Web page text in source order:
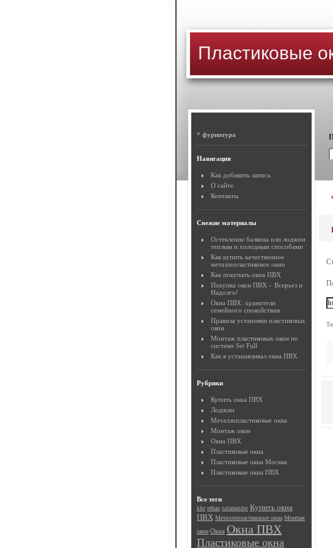
Пластиковые
* фурнитура
Навигация
Как добавить запись
О сайте
Контакты
Свежие материалы
Остекление балкона или лоджии
теплым и холодным способами
Как купить качественное
металлопластиковое окно
Как покупать окна ПВХ
Покупка окон ПВХ – Всерьез и
Надолго!
Окна ПВХ: хранители
семейного спокойствия
Правила установки пластиковых
окон
Монтаж пластиковых окон по
системе Set Full
Как я устанавливал окна ПВХ
Рубрики
Купить окна ПВХ
Лоджии
Металлопластиковые окна
Монтаж окон
Окна ПВХ
Пластиковые окна
Пластиковые окна Москва
Пластиковые окна ПВХ
Все теги
kbe rehau salamander Купить окна
ПВХ Металлопластиковые окна Монтаж
окон Окна Окна ПВХ
Пластиковые окна